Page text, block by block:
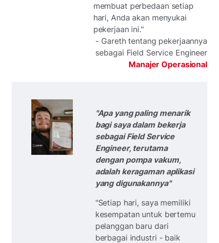
membuat perbedaan setiap
hari, Anda akan menyukai
pekerjaan ini."
- Gareth tentang pekerjaannya
sebagai Field Service Engineer
Manajer Operasional
"Apa yang paling menarik
bagi saya dalam bekerja
sebagai Field Service
Engineer, terutama
dengan pompa vakum,
adalah keragaman aplikasi
yang digunakannya"
"Setiap hari, saya memiliki
kesempatan untuk bertemu
pelanggan baru dari
berbagai industri - baik